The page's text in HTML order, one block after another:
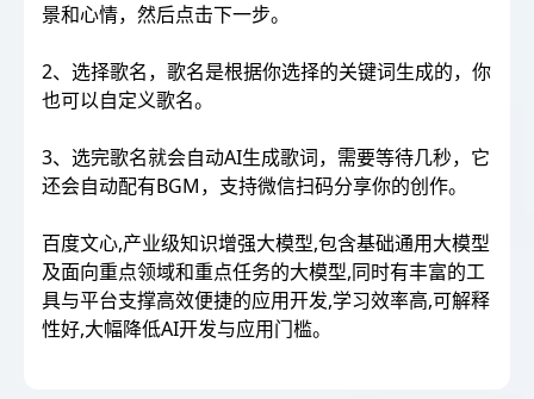
景和心情，然后点击下一步。
2、选择歌名，歌名是根据你选择的关键词生成的，你
也可以自定义歌名。
3、选完歌名就会自动AI生成歌词，需要等待几秒，它
还会自动配有BGM，支持微信扫码分享你的创作。
百度文心,产业级知识增强大模型,包含基础通用大模型
及面向重点领域和重点任务的大模型,同时有丰富的工
具与平台支撑高效便捷的应用开发,学习效率高,可解释
性好,大幅降低AI开发与应用门槛。